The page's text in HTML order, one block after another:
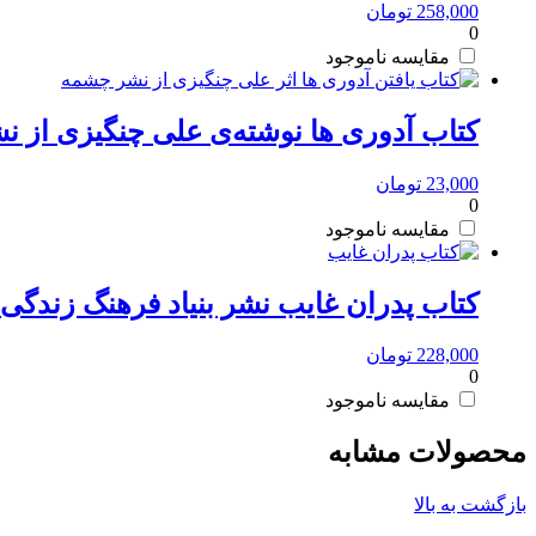
258,000 تومان
0
مقایسه
کتاب آدوری ها نوشته‌ی علی چنگیزی از
23,000 تومان
0
مقایسه
کتاب پدران غایب نشر بنیاد فرهنگ زندگی
228,000 تومان
0
مقایسه
محصولات مشابه
بازگشت به بالا